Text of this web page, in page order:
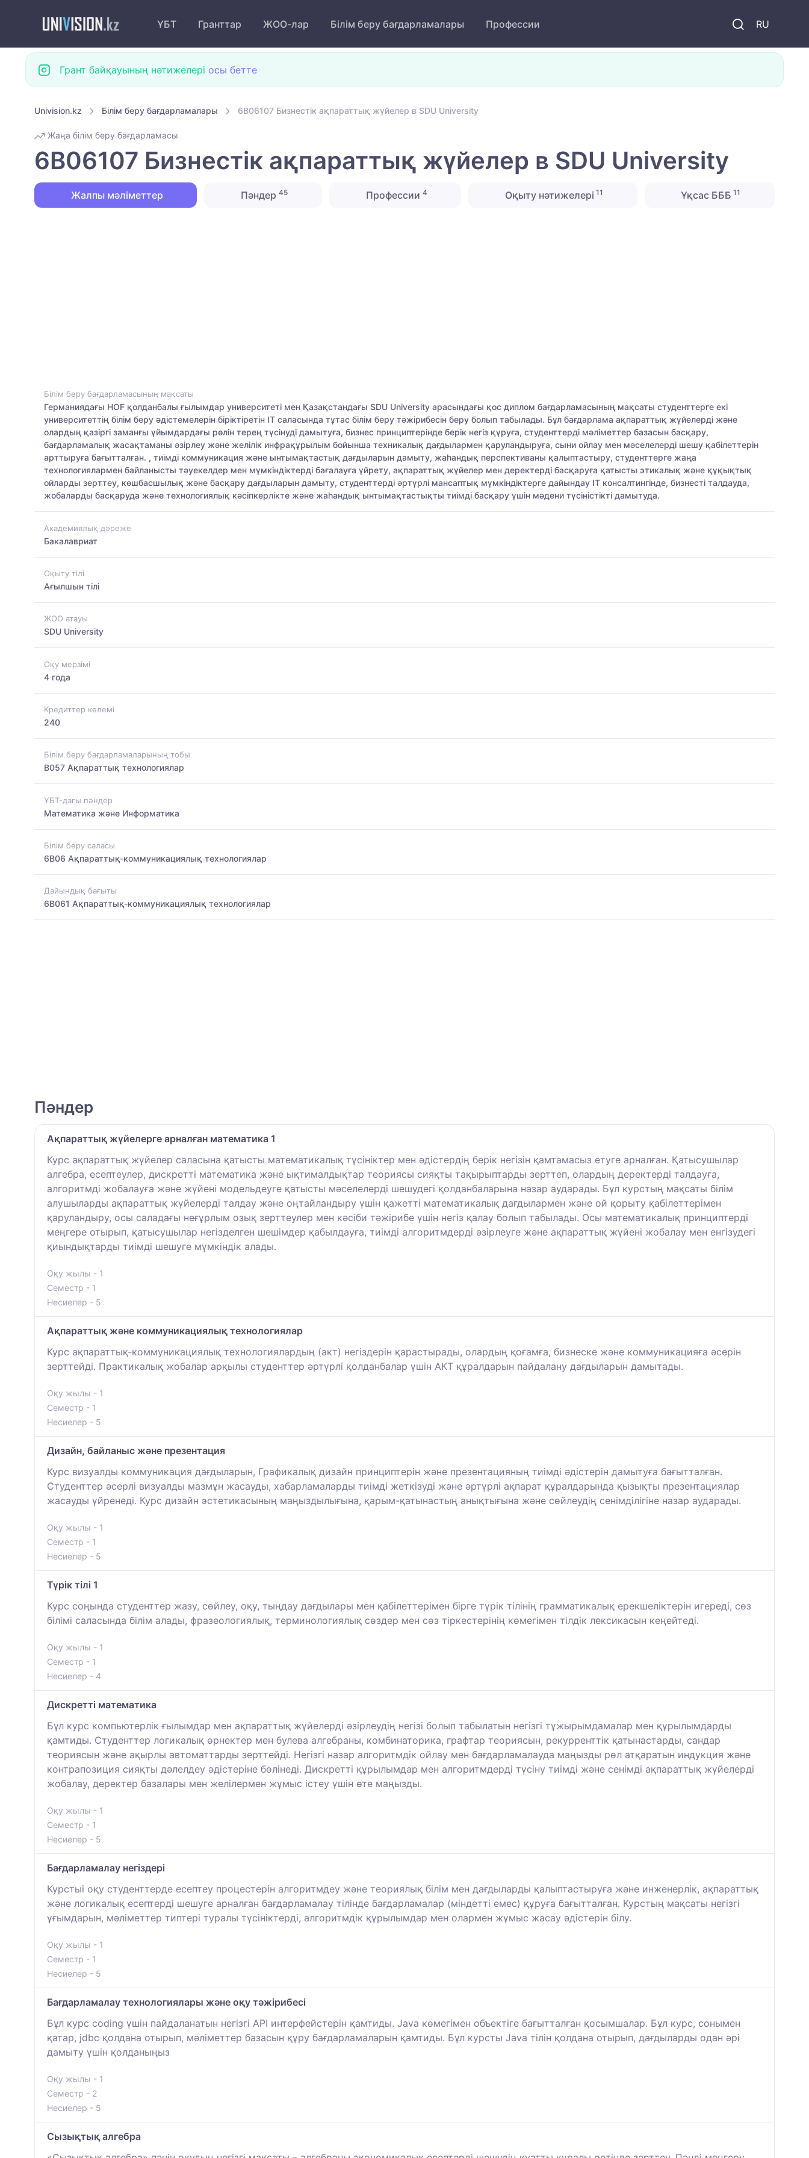
RU
ҰБТ Гранттар ЖОО-лар Білім беру бағдарламалары Профессии
Грант байқауының нәтижелері осы бетте
Univision.kz Білім беру бағдарламалары 6B06107 Бизнестік ақпараттық жүйелер в SDU University
Жаңа білім беру бағдарламасы
6B06107 Бизнестік ақпараттық жүйелер в SDU University
Жалпы мәліметтер Пәндер45 Профессии 4 Оқыту нәтижелері 11 Ұқсас БББ 11
Білім беру бағдарламасының мақсаты
Германиядағы HOF қолданбалы ғылымдар университеті мен Қазақстандағы SDU University арасындағы қос диплом бағдарламасының мақсаты студенттерге екі
университеттің білім беру әдістемелерін біріктіретін IT саласында тұтас білім беру тәжірибесін беру болып табылады. Бұл бағдарлама ақпараттық жүйелерді және
олардың қазіргі заманғы ұйымдардағы рөлін терең түсінуді дамытуға, бизнес принциптерінде берік негіз құруға, студенттерді мәліметтер базасын басқару,
бағдарламалық жасақтаманы әзірлеу және желілік инфрақұрылым бойынша техникалық дағдылармен қаруландыруға, сыни ойлау мен мәселелерді шешу қабілеттерін
арттыруға бағытталған. , тиімді коммуникация және ынтымақтастық дағдыларын дамыту, жаһандық перспективаны қалыптастыру, студенттерге жаңа
технологиялармен байланысты тәуекелдер мен мүмкіндіктерді бағалауға үйрету, ақпараттық жүйелер мен деректерді басқаруға қатысты этикалық және құқықтық
ойларды зерттеу, көшбасшылық және басқару дағдыларын дамыту, студенттерді әртүрлі мансаптық мүмкіндіктерге дайындау IT консалтингінде, бизнесті талдауда,
жобаларды басқаруда және технологиялық кәсіпкерлікте және жаһандық ынтымақтастықты тиімді басқару үшін мәдени түсіністікті дамытуда.
Академиялық дәреже
Бакалавриат
Оқыту тілі
Ағылшын тілі
ЖОО атауы
SDU University
Оқу мерзімі
4 года
Кредиттер көлемі
240
Білім беру бағдарламаларының тобы
B057 Ақпараттық технологиялар
ҰБТ-дағы пәндер
Математика және Информатика
Білім беру саласы
6B06 Ақпараттық-коммуникациялық технологиялар
Дайындық бағыты
6B061 Ақпараттық-коммуникациялық технологиялар
Пәндер
Ақпараттық жүйелерге арналған математика 1
Курс ақпараттық жүйелер саласына қатысты математикалық түсініктер мен әдістердің берік негізін қамтамасыз етуге арналған. Қатысушылар
алгебра, есептеулер, дискретті математика және ықтималдықтар теориясы сияқты тақырыптарды зерттеп, олардың деректерді талдауға,
алгоритмді жобалауға және жүйені модельдеуге қатысты мәселелерді шешудегі қолданбаларына назар аударады. Бұл курстың мақсаты білім
алушыларды ақпараттық жүйелерді талдау және оңтайландыру үшін қажетті математикалық дағдылармен және ой қорыту қабілеттерімен
қаруландыру, осы саладағы неғұрлым озық зерттеулер мен кәсіби тәжірибе үшін негіз қалау болып табылады. Осы математикалық принциптерді
меңгере отырып, қатысушылар негізделген шешімдер қабылдауға, тиімді алгоритмдерді әзірлеуге және ақпараттық жүйені жобалау мен енгізудегі
қиындықтарды тиімді шешуге мүмкіндік алады.
Оқу жылы - 1
Семестр - 1
Несиелер - 5
Ақпараттық және коммуникациялық технологиялар
Курс ақпараттық-коммуникациялық технологиялардың (акт) негіздерін қарастырады, олардың қоғамға, бизнеске және коммуникацияға әсерін
зерттейді. Практикалық жобалар арқылы студенттер әртүрлі қолданбалар үшін АКТ құралдарын пайдалану дағдыларын дамытады.
Оқу жылы - 1
Семестр - 1
Несиелер - 5
Дизайн, байланыс және презентация
Курс визуалды коммуникация дағдыларын, Графикалық дизайн принциптерін және презентацияның тиімді әдістерін дамытуға бағытталған.
Студенттер әсерлі визуалды мазмұн жасауды, хабарламаларды тиімді жеткізуді және әртүрлі ақпарат құралдарында қызықты презентациялар
жасауды үйренеді. Курс дизайн эстетикасының маңыздылығына, қарым-қатынастың анықтығына және сөйлеудің сенімділігіне назар аударады.
Оқу жылы - 1
Семестр - 1
Несиелер - 5
Түрік тілі 1
Курс соңында студенттер жазу, сөйлеу, оқу, тыңдау дағдылары мен қабілеттерімен бірге түрік тілінің грамматикалық ерекшеліктерін игереді, сөз
білімі саласында білім алады, фразеологиялық, терминологиялық сөздер мен сөз тіркестерінің көмегімен тілдік лексикасын кеңейтеді.
Оқу жылы - 1
Семестр - 1
Несиелер - 4
Дискретті математика
Бұл курс компьютерлік ғылымдар мен ақпараттық жүйелерді әзірлеудің негізі болып табылатын негізгі тұжырымдамалар мен құрылымдарды
қамтиды. Студенттер логикалық өрнектер мен булева алгебраны, комбинаторика, графтар теориясын, рекурренттік қатынастарды, сандар
теориясын және ақырлы автоматтарды зерттейді. Негізгі назар алгоритмдік ойлау мен бағдарламалауда маңызды рөл атқаратын индукция және
контрапозиция сияқты дәлелдеу әдістеріне бөлінеді. Дискретті құрылымдар мен алгоритмдерді түсіну тиімді және сенімді ақпараттық жүйелерді
жобалау, деректер базалары мен желілермен жұмыс істеу үшін өте маңызды.
Оқу жылы - 1
Семестр - 1
Несиелер - 5
Бағдарламалау негіздері
Курстыі оқу студенттерде есептеу процестерін алгоритмдеу және теориялық білім мен дағдыларды қалыптастыруға және инженерлік, ақпараттық
және логикалық есептерді шешуге арналған бағдарламалау тілінде бағдарламалар (міндетті емес) құруға бағытталған. Курстың мақсаты негізгі
ұғымдарын, мәліметтер типтері туралы түсініктерді, алгоритмдік құрылымдар мен олармен жұмыс жасау әдістерін білу.
Оқу жылы - 1
Семестр - 1
Несиелер - 5
Бағдарламалау технологиялары және оқу тәжірибесі
Бұл курс coding үшін пайдаланатын негізгі API интерфейстерін қамтиды. Java көмегімен объектіге бағытталған қосымшалар. Бұл курс, сонымен
қатар, jdbc қолдана отырып, мәліметтер базасын құру бағдарламаларын қамтиды. Бұл курсты Java тілін қолдана отырып, дағдыларды одан әрі
дамыту үшін қолданыңыз
Оқу жылы - 1
Семестр - 2
Несиелер - 5
Сызықтық алгебра